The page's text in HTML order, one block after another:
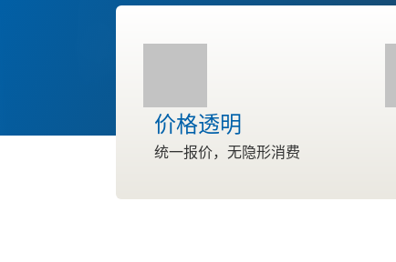
价格透明
统一报价，无隐形消费